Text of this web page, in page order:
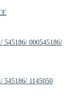
545186/ 000545186/
545186/ 1145050